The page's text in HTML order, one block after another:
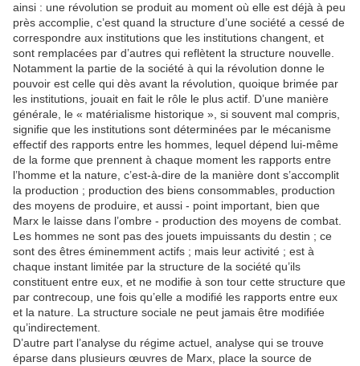
ainsi : une révolution se produit au moment où elle est déjà à peu
près accomplie, c’est quand la structure d’une société a cessé de
correspondre aux institutions que les institutions changent, et
sont remplacées par d’autres qui reflètent la structure nouvelle.
Notamment la partie de la société à qui la révolution donne le
pouvoir est celle qui dès avant la révolution, quoique brimée par
les institutions, jouait en fait le rôle le plus actif. D’une manière
générale, le « matérialisme historique », si souvent mal compris,
signifie que les institutions sont déterminées par le mécanisme
effectif des rapports entre les hommes, lequel dépend lui-même
de la forme que prennent à chaque moment les rapports entre
l’homme et la nature, c’est-à-dire de la manière dont s’accomplit
la production ; production des biens consommables, production
des moyens de produire, et aussi - point important, bien que
Marx le laisse dans l’ombre - production des moyens de combat.
Les hommes ne sont pas des jouets impuissants du destin ; ce
sont des êtres éminemment actifs ; mais leur activité ; est à
chaque instant limitée par la structure de la société qu’ils
constituent entre eux, et ne modifie à son tour cette structure que
par contrecoup, une fois qu’elle a modifié les rapports entre eux
et la nature. La structure sociale ne peut jamais être modifiée
qu’indirectement.
D’autre part l’analyse du régime actuel, analyse qui se trouve
éparse dans plusieurs œuvres de Marx, place la source de